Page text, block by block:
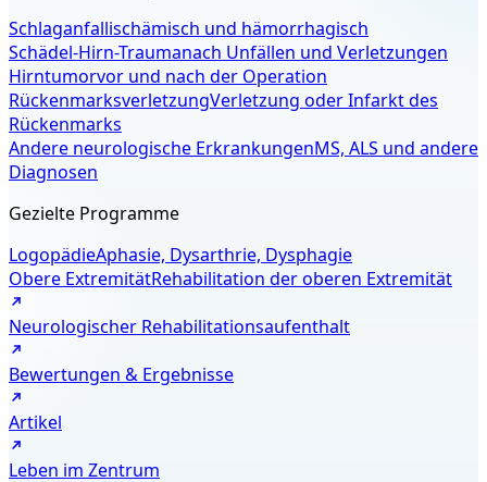
Schlaganfallischämisch und hämorrhagisch
Schädel-Hirn-Traumanach Unfällen und Verletzungen
Hirntumorvor und nach der Operation
RückenmarksverletzungVerletzung oder Infarkt des
Rückenmarks
Andere neurologische ErkrankungenMS, ALS und andere
Diagnosen
Gezielte Programme
LogopädieAphasie, Dysarthrie, Dysphagie
Obere ExtremitätRehabilitation der oberen Extremität
Neurologischer Rehabilitationsaufenthalt
Bewertungen & Ergebnisse
Artikel
Leben im Zentrum